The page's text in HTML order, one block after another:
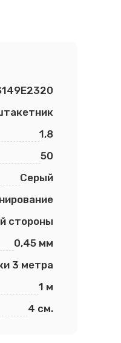
1,8
50
Серый
стороны
0,45 мм
3 метра
1 м
4 см.